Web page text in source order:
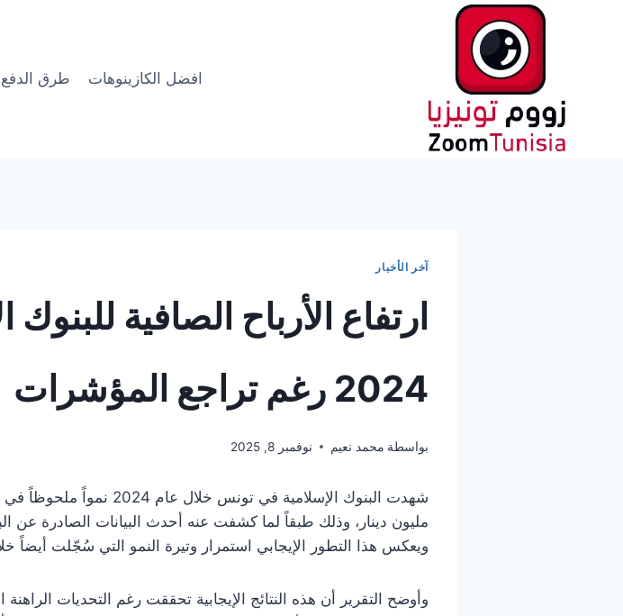
افضل الكازينوهات
طرق الدفع
آخر الأخبار
ارتفاع الأرباح الصافية
2024 رغم تراجع المؤشرات
بواسطة محمد نعيم نوفمبر 8, 2025
مليون دينار، وذلك طبقاً لما كشفت عنه أحدث البيانات الصادرة عن
ويعكس هذا التطور الإيجابي استمرار وتيرة النمو التي سُجّلت أيضاً خلال سنة 2023، والتي بلغت فيها نسبة زيادة
وأوضح التقرير أن هذه النتائج الإيجابية تحققت رغم التحديات